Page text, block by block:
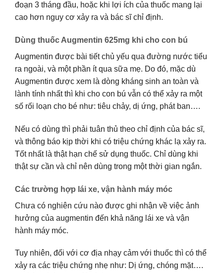
đoạn 3 tháng đầu, hoặc khi lợi ích của thuốc mang lại
cao hơn nguy cơ xảy ra và bác sĩ chỉ định.
Dùng thuốc Augmentin 625mg khi cho con bú
Augmentin được bài tiết chủ yếu qua đường nước tiểu
ra ngoài, và một phần ít qua sữa mẹ. Do đó, mặc dù
Augmentin được xem là dòng kháng sinh an toàn và
lành tính nhất thì khi cho con bú vẫn có thể xảy ra một
số rối loạn cho bé như: tiêu chảy, dị ứng, phát ban….
Nếu có dùng thì phải tuân thủ theo chỉ định của bác sĩ,
và thông báo kịp thời khi có triệu chứng khác lạ xảy ra.
Tốt nhất là thật hạn chế sử dụng thuốc. Chỉ dùng khi
thật sự cần và chỉ nên dùng trong một thời gian ngắn.
Các trường hợp lái xe, vận hành máy móc
Chưa có nghiên cứu nào được ghi nhận về việc ảnh
hưởng của augmentin đến khả năng lái xe và vận
hành máy móc.
Tuy nhiên, đối với cơ địa nhạy cảm với thuốc thì có thể
xảy ra các triệu chứng nhẹ như: Dị ứng, chóng mặt….